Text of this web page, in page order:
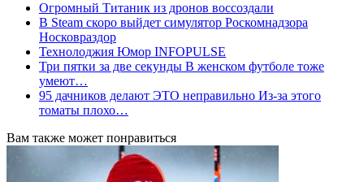
Огромный Титаник из дронов воссоздали
В Steam скоро выйдет симулятор Роскомнадзора
Носковраздор
Технолоджия Юмор INFOPULSE
Три пятки за две секунды В женском футболе тоже
умеют…
95 дачников делают ЭТО неправильно Из-за этого
томаты плохо…
Вам также может понравиться